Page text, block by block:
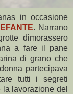
in occasione
. Narrano
dimorassero
a fare il pane
di grano che
partecipava
tutti i segreti
lavorazione del